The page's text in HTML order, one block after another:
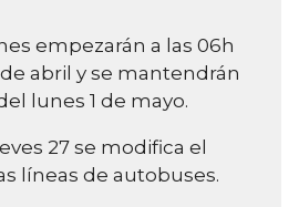
empezarán a las 06h
abril y se mantendrán
lunes 1 de mayo.
27 se modifica el
líneas de autobuses.